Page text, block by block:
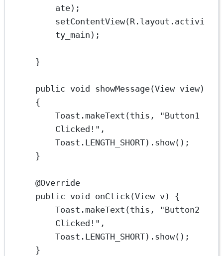
ate);
setContentView(R.layout.activi
ty_main);
}
public void showMessage(View view)
{
Toast. makeText (this , "Button1
Clicked!" ,
Toast.LENGTH_SHORT). show();
}
@Override
public void onClick (View v) {
Toast. makeText (this , "Button2
Clicked!" ,
Toast.LENGTH_SHORT). show();
}